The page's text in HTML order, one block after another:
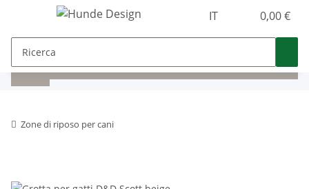
IT 0,00 €
Zone di riposo per cani